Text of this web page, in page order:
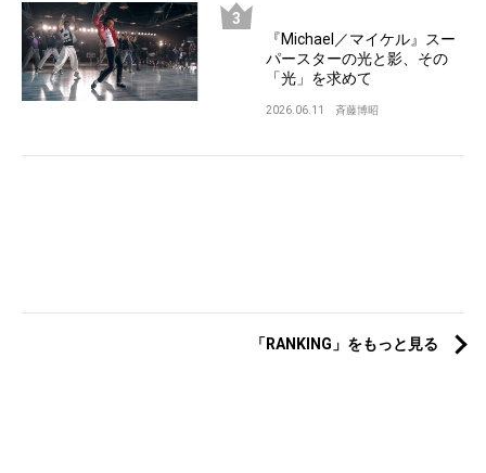
『Michael／マイケル』スー
パースターの光と影、その
「光」を求めて
2026.06.11 斉藤博昭
「RANKING」をもっと見る